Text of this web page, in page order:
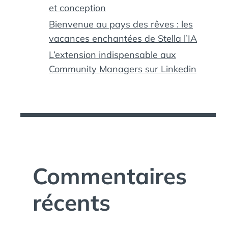
et conception
Bienvenue au pays des rêves : les
vacances enchantées de Stella l’IA
L’extension indispensable aux
Community Managers sur Linkedin
Commentaires
récents